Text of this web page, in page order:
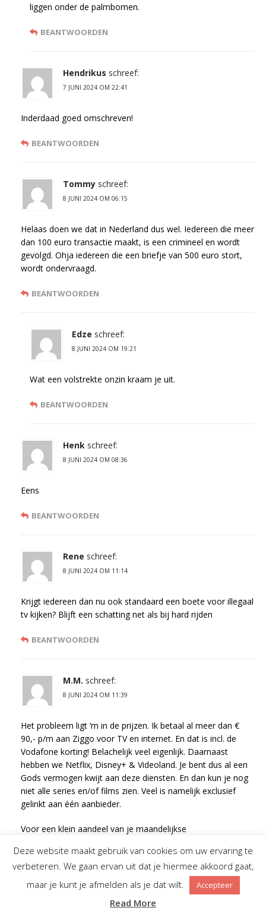
liggen onder de palmbomen.
BEANTWOORDEN
Hendrikus schreef:
7 JUNI 2024 OM 22:41
Inderdaad goed omschreven!
BEANTWOORDEN
Tommy schreef:
8 JUNI 2024 OM 06:15
Helaas doen we dat in Nederland dus wel. Iedereen die meer
dan 100 euro transactie maakt, is een crimineel en wordt
gevolgd. Ohja iedereen die een briefje van 500 euro stort,
wordt ondervraagd.
BEANTWOORDEN
Edze schreef:
8 JUNI 2024 OM 19:21
Wat een volstrekte onzin kraam je uit.
BEANTWOORDEN
Henk schreef:
8 JUNI 2024 OM 08:36
Eens
BEANTWOORDEN
Rene schreef:
8 JUNI 2024 OM 11:14
Krijgt iedereen dan nu ook standaard een boete voor illegaal
tv kijken? Blijft een schatting net als bij hard rijden
BEANTWOORDEN
M.M. schreef:
8 JUNI 2024 OM 11:39
Het probleem ligt ‘m in de prijzen. Ik betaal al meer dan €
90,- p/m aan Ziggo voor TV en internet. En dat is incl. de
Vodafone korting! Belachelijk veel eigenlijk. Daarnaast
hebben we Netflix, Disney+ & Videoland. Je bent dus al een
Gods vermogen kwijt aan deze diensten. En dan kun je nog
niet alle series en/of films zien. Veel is namelijk exclusief
gelinkt aan één aanbieder.
Voor een klein aandeel van je maandelijkse
Providers moeten eens geheel goed gaan nadenken over
wat ze aanbieden en voor welke prijzen. Één all-in
abonnement voor bijvoorbeeld € 100,- per maand.
In een maatschappij waarin er meer en meer mensen naar
Deze website maakt gebruik van cookies om uw ervaring te
verbeteren. We gaan ervan uit dat je hiermee akkoord gaat,
maar je kunt je afmelden als je dat wilt.
Accepteer
Read More